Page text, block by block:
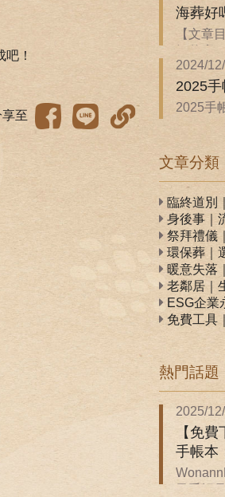
！
至
海葬好
【文章
2024/
2025
2025手
文章分類
臨終道別
身後事｜
祭拜禮儀
環保葬｜
暖意失落
老鄰居｜
ESG企業
免費工具
熱門話題
2025/
【免
手帳本